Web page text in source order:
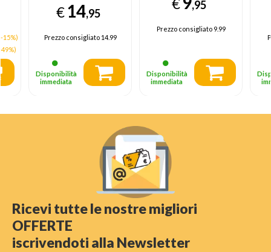
15%)
€14,95
Prezzo consigliato14.99
Disponibilità
immediata
,95
Prezzo consigliato9.99
Disponibilità
immediata
Ricevi tutte le nostre migliori
OFFERTE
iscrivendoti alla Newsletter